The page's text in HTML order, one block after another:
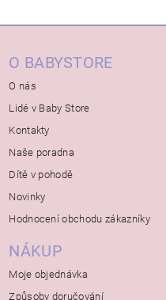
O BABYSTORE
O nás
Lidé v Baby Store
Kontakty
Naše poradna
Dítě v pohodě
Novinky
Hodnocení obchodu zákazníky
NÁKUP
Moje objednávka
Způsoby doručování